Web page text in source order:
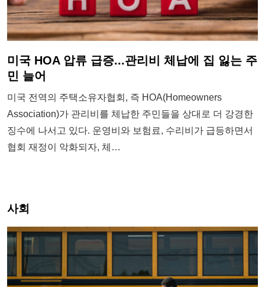
미국 HOA 압류 급증...관리비 체납에 집 잃는 주
민 늘어
미국 전역의 주택소유자협회, 즉 HOA(Homeowners
Association)가 관리비를 체납한 주민들을 상대로 더 강경한
징수에 나서고 있다. 운영비와 보험료, 수리비가 급등하면서
협회 재정이 악화되자, 체…
사회